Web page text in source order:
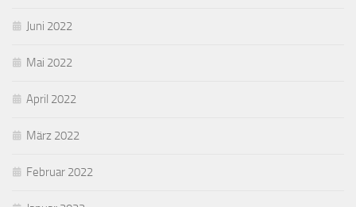
Juni 2022
Mai 2022
April 2022
März 2022
Februar 2022